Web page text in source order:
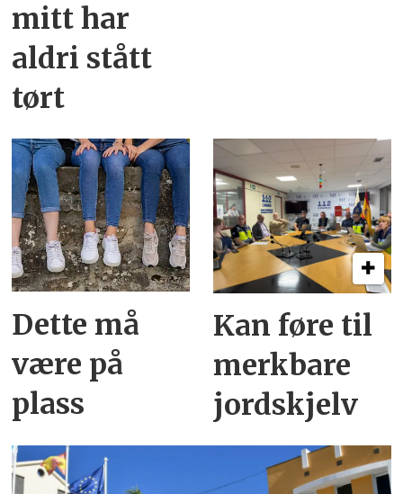
mitt har
aldri stått
tørt
Dette må
være på
plass
Kan føre til
merkbare
jordskjelv